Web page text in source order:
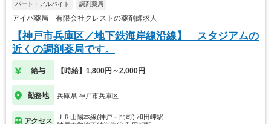
パート・アルバイト 調剤薬局
アイバ薬局 有限会社クレストの薬剤師求人
【神戸市兵庫区／地下鉄海岸線沿線】 スタジアムの
近くの調剤薬局です。
給与 【時給】1,800円～2,000円
勤務地 兵庫県 神戸市兵庫区
アクセス
ＪＲ山陽本線(神戸－門司) 和田岬駅